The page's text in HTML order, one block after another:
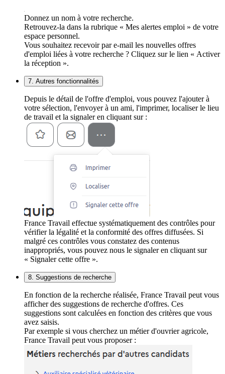
Donnez un nom à votre recherche.
Retrouvez-la dans la rubrique « Mes alertes emploi » de votre
espace personnel.
Vous souhaitez recevoir par e-mail les nouvelles offres
d'emploi liées à votre recherche ? Cliquez sur le lien « Activer
la réception ».
7. Autres fonctionnalités
Depuis le détail de l'offre d'emploi, vous pouvez l'ajouter à
votre sélection, l'envoyer à un ami, l'imprimer, localiser le lieu
de travail et la signaler en cliquant sur :
France Travail effectue systématiquement des contrôles pour
vérifier la légalité et la conformité des offres diffusées. Si
malgré ces contrôles vous constatez des contenus
inappropriés, vous pouvez nous le signaler en cliquant sur
« Signaler cette offre ».
8. Suggestions de recherche
En fonction de la recherche réalisée, France Travail peut vous
afficher des suggestions de recherche d'offres. Ces
suggestions sont calculées en fonction des critères que vous
avez saisis.
Par exemple si vous cherchez un métier d'ouvrier agricole,
France Travail peut vous proposer :